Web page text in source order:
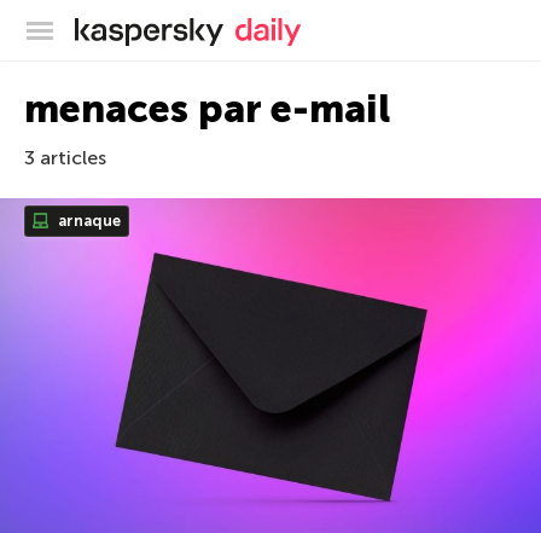
Blog officiel de Kaspersky
menaces par e-mail
3 articles
arnaque